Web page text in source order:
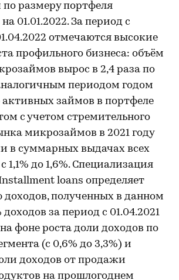
по размеру портфеля
01.01.2022. За период с
отмечаются высокие
профильного бизнеса: объём
вырос в 2,4 раза по
периодом годом
активных займов в портфеле
с учетом стремительного
микрозаймов в 2021 году
в суммарных выдачах всех
до 1,6%. Специализация
loans определяет
полученных в данном
доходов за период с 01.04.2021
фоне роста доли доходов по
(с 0,6% до 3,3%) и
доходов от продажи
на прошлогоднем